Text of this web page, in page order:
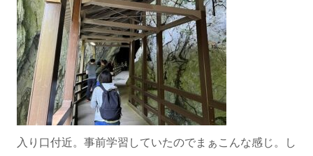
入り口付近。事前学習していたのでまぁこんな感じ。し